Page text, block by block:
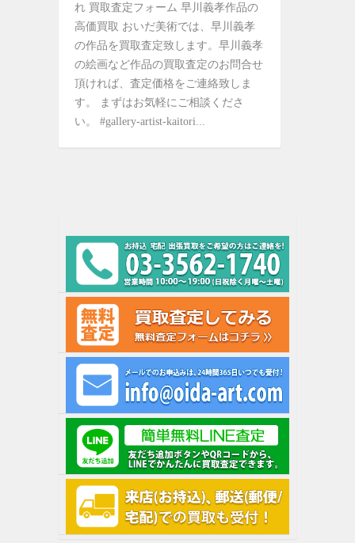
れ 買取査定フォーム 早川義孝作品の
高価買取 おいだ美術では、早川義孝
の作品を買取査定致します。早川義孝
の絵画など作品の買取査定のお問合せ
頂ければ、査定価格をご連絡致しま
す。 まずはお気軽にご相談くださ
い。 #gallery-artist-kaitori...